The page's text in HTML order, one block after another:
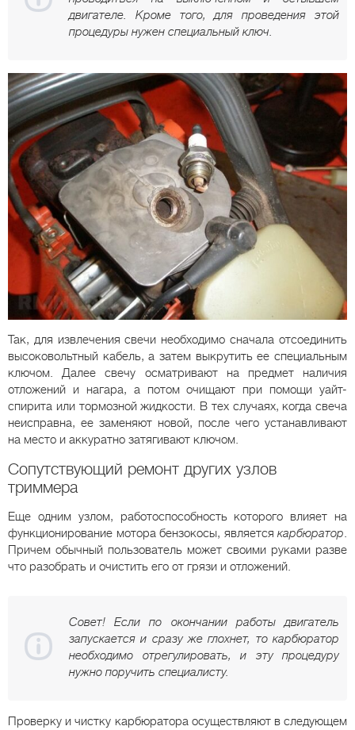
двигателе. Кроме того, для проведения этой
процедуры нужен специальный ключ.
Так, для извлечения свечи необходимо сначала отсоединить
высоковольтный кабель, а затем выкрутить ее специальным
ключом. Далее свечу осматривают на предмет наличия
отложений и нагара, а потом очищают при помощи уайт-
спирита или тормозной жидкости. В тех случаях, когда свеча
неисправна, ее заменяют новой, после чего устанавливают
на место и аккуратно затягивают ключом.
Сопутствующий ремонт других узлов
триммера
Еще одним узлом, работоспособность которого влияет на
функционирование мотора бензокосы, является карбюратор.
Причем обычный пользователь может своими руками разве
что разобрать и очистить его от грязи и отложений.
Совет! Если по окончании работы двигатель
запускается и сразу же глохнет, то карбюратор
необходимо отрегулировать, и эту процедуру
нужно поручить специалисту.
Проверку и чистку карбюратора осуществляют в следующем